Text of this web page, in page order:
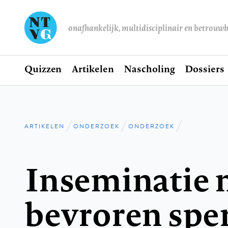
onafhankelijk, multidisciplinair en
Hoofdnavigatie
Home
Quizzen Artikelen Nascholing Dossiers
Kruimelpad
ARTIKELEN ONDERZOEK ONDERZOEK
Inseminatie
bevroren